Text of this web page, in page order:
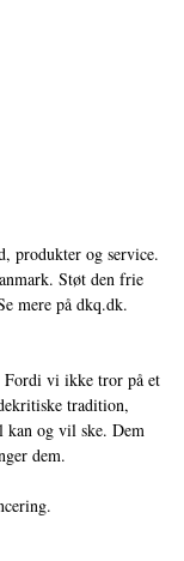
produkter og service.
Støt den frie
mere på dkq.dk.
Fordi vi ikke tror på et
tradition,
kan og vil ske. Dem
dem.